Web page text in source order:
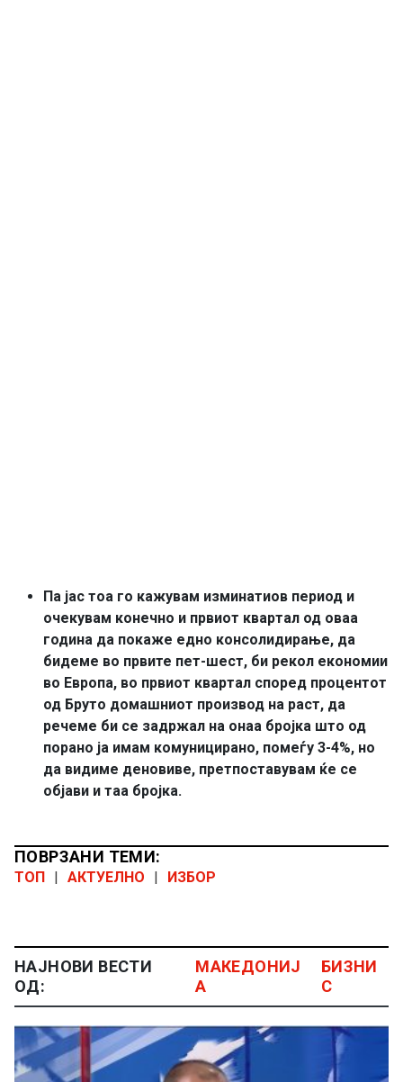
Па јас тоа го кажувам изминатиов период и
очекувам конечно и првиот квартал од оваа
година да покаже едно консолидирање, да
бидеме во првите пет-шест, би рекол економии
во Европа, во првиот квартал според процентот
од Бруто домашниот производ на раст, да
речеме би се задржал на онаа бројка што од
порано ја имам комуницирано, помеѓу 3-4%, но
да видиме деновиве, претпоставувам ќе се
објави и таа бројка.
ПОВРЗАНИ ТЕМИ:
ТОП | АКТУЕЛНО | ИЗБОР
НАЈНОВИ ВЕСТИ
ОД:
МАКЕДОНИЈ
А
БИЗНИ
С